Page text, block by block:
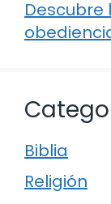
Descubre
Biblia
Religión